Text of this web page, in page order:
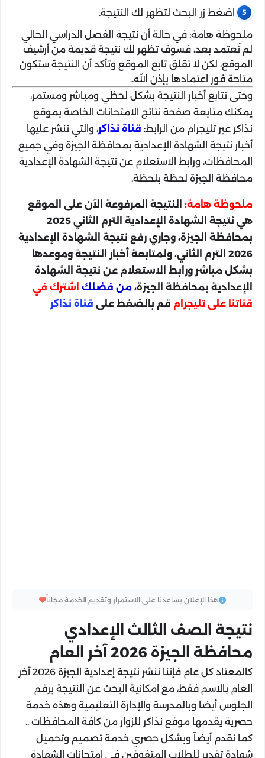
اضغط زر البحث لتظهر لك النتيجة.
ملحوظة هامة: في حالة أن نتيجة الفصل الدراسي الحالي
لم تُعتمد بعد، فسوف تظهر لك نتيجة قديمة من أرشيف
الموقع، لكن لا تقلق تابع الموقع وتأكد أن النتيجة ستكون
متاحة فور اعتمادها بإذن الله..
وحتى تتابع أخبار النتيجة بشكل لحظي ومباشر ومستمر،
يمكنك متابعة صفحة نتائج الامتحانات الخاصة بموقع
نذاكر عبر تليجرام من الرابط: قناة نذاكر، والتي ننشر عليها
أخبار نتيجة الشهادة الإعدادية بمحافظة الجيزة وفي جميع
المحافظات، ورابط الاستعلام عن نتيجة الشهادة الإعدادية
محافظة الجيزة لحظة بلحظة.
ملحوظة هامة: النتيجة المرفوعة الآن على الموقع
هي نتيجة الشهادة الإعدادية الترم الثاني 2025
بمحافظة الجيزة، وجاري رفع نتيجة الشهادة الإعدادية
2026 الترم الثاني، ولمتابعة أخبار النتيجة وموعدها
بشكل مباشر ورابط الاستعلام عن نتيجة الشهادة
الإعدادية بمحافظة الجيزة،من فضلك اشترك في
قناتنا على تليجرام قم بالضغط على قناة نذاكر
هذا الإعلان يساعدنا على الاستمرار وتقديم الخدمة مجاناً
نتيجة الصف الثالث الإعدادي
محافظة الجيزة 2026 آخر العام
كالمعتاد كل عام فإننا ننشر نتيجة إعدادية الجيزة 2026 آخر
العام بالاسم فقط، مع امكانية البحث عن النتيجة برقم
الجلوس أيضاً وبالمدرسة والإدارة التعليمية وهذه خدمة
حصرية يقدمها موقع نذاكر للزوار من كافة المحافظات ..
كما نقدم أيضاً وبشكل حصري خدمة تصميم وتحميل
شهادة تقدير للطلاب المتفوقين في امتحانات الشهادة